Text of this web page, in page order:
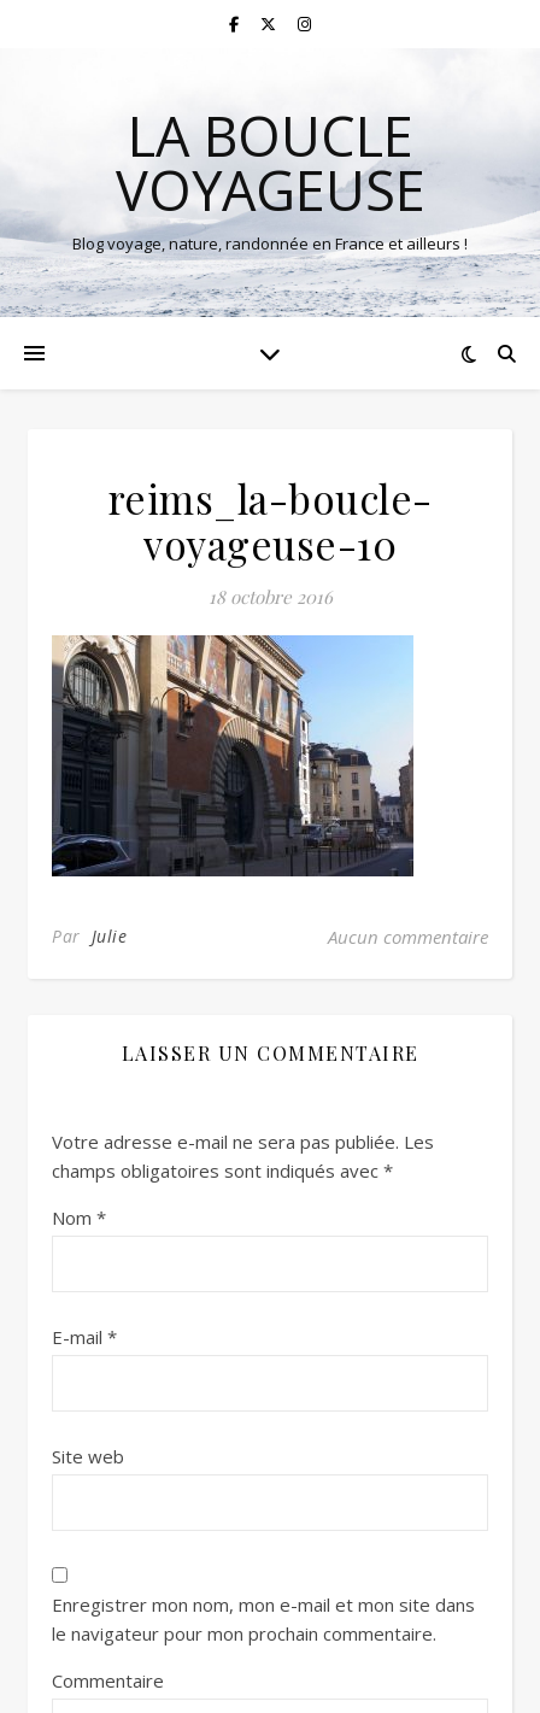
LA BOUCLE
VOYAGEUSE
Blog voyage, nature, randonnée en France et ailleurs !
reims_la-boucle-
voyageuse-10
18 octobre 2016
Par Julie Aucun commentaire
LAISSER UN COMMENTAIRE
Votre adresse e-mail ne sera pas publiée. Les
champs obligatoires sont indiqués avec *
Nom *
E-mail *
Site web
Enregistrer mon nom, mon e-mail et mon site dans
le navigateur pour mon prochain commentaire.
Commentaire